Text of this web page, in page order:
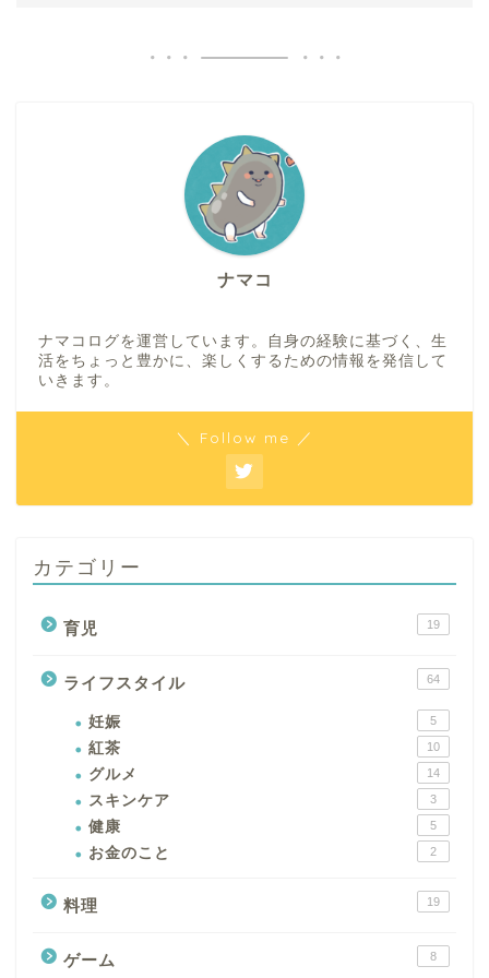
ナマコ
ナマコログを運営しています。自身の経験に基づく、生
活をちょっと豊かに、楽しくするための情報を発信して
いきます。
＼ Follow me ／
カテゴリー
育児 19
ライフスタイル 64
妊娠 5
紅茶 10
グルメ 14
スキンケア 3
健康 5
お金のこと 2
料理 19
ゲーム 8